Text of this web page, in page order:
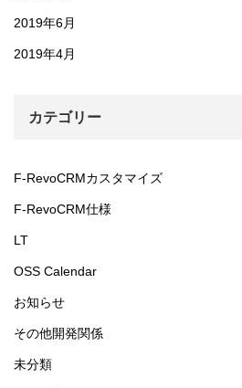
2019年6月
2019年4月
カテゴリー
F-RevoCRMカスタマイズ
F-RevoCRM仕様
LT
OSS Calendar
お知らせ
その他開発関係
未分類